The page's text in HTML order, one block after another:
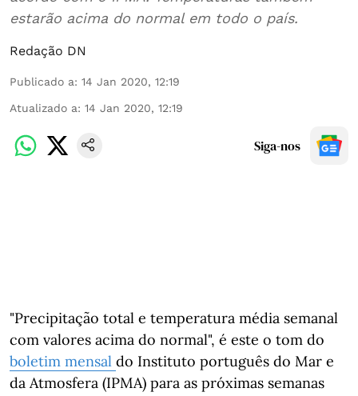
estarão acima do normal em todo o país.
Redação DN
Publicado a: 14 Jan 2020, 12:19
Atualizado a: 14 Jan 2020, 12:19
Siga-nos
"Precipitação total e temperatura média semanal
com valores acima do normal", é este o tom do
boletim mensal do Instituto português do Mar e
da Atmosfera (IPMA) para as próximas semanas